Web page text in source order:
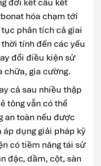
đời kết cấu kết
hóa chạm tới
phân tích cả giai
tính đến các yếu
đổi điều kiện sử
chữa, gia cường.
cả sau nhiều thập
tông vẫn có thể
an toàn nếu được
áp dụng giải pháp kỹ
có tiềm năng tái sử
đặc, dầm, cột, sàn